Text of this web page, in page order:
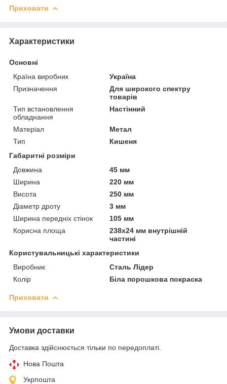
Приховати
Характеристики
Основні
Країна виробник
Україна
Призначення
Для широкого спектру
товарів
Тип встановлення
обладнання
Настінний
Матеріал
Метал
Тип
Кишеня
Габаритні розміри
Довжина
45 мм
Ширина
220 мм
Висота
250 мм
Діаметр дроту
3 мм
Ширина передніх стінок
105 мм
Корисна площа
238х24 мм внутрішній
частині
Користувальницькі характеристики
Виробник
Сталь Лідер
Колір
Біла порошкова покраска
Приховати
Умови доставки
Доставка здійснюється тільки по передоплаті.
Нова Пошта
Укрпошта